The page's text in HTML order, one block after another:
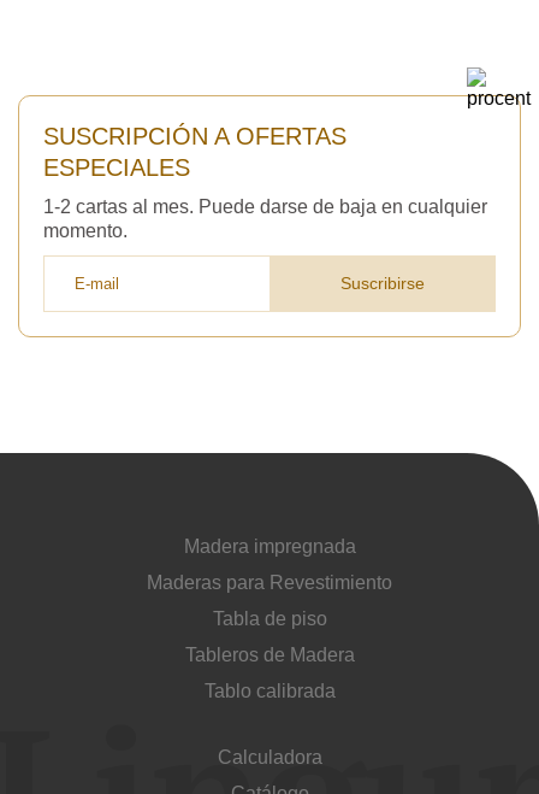
SUSCRIPCIÓN A OFERTAS
ESPECIALES
1-2 cartas al mes. Puede darse de baja en cualquier
momento.
Suscribirse
Madera impregnada
Maderas para Revestimiento
Tabla de piso
Tableros de Madera
Tablo calibrada
Calculadora